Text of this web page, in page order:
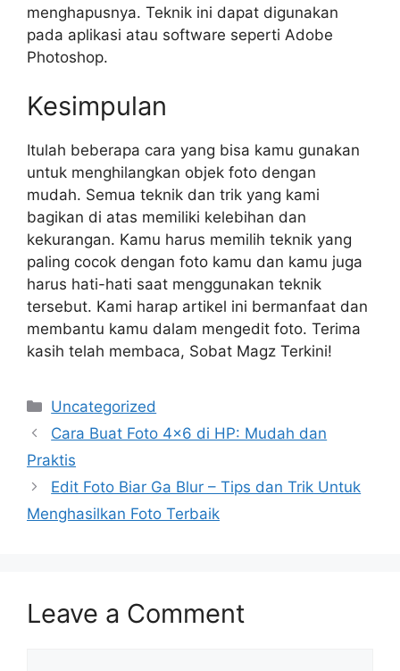
menghapusnya. Teknik ini dapat digunakan
pada aplikasi atau software seperti Adobe
Photoshop.
Kesimpulan
Itulah beberapa cara yang bisa kamu gunakan
untuk menghilangkan objek foto dengan
mudah. Semua teknik dan trik yang kami
bagikan di atas memiliki kelebihan dan
kekurangan. Kamu harus memilih teknik yang
paling cocok dengan foto kamu dan kamu juga
harus hati-hati saat menggunakan teknik
tersebut. Kami harap artikel ini bermanfaat dan
membantu kamu dalam mengedit foto. Terima
kasih telah membaca, Sobat Magz Terkini!
Categories
Uncategorized
Cara Buat Foto 4×6 di HP: Mudah dan
Praktis
Edit Foto Biar Ga Blur – Tips dan Trik Untuk
Menghasilkan Foto Terbaik
Leave a Comment